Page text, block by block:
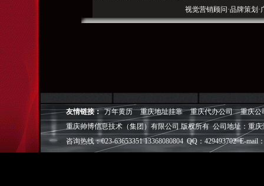
视觉营销顾问·品牌策划
我们取得长足的发展。并始终秉承“诚信为本”的经
户理解互联网对企业的独特价值，并充分把握中小型
成功,就等于
◎帅博——用灵魂来设计，我
友情链接： 万年黄历 重庆地址挂靠 重庆代办公司
重庆公
重庆帅博信息技术（集团）有限公司 版权所有 公司地址：重
咨询热线：023-63653351 13368080804 QQ：429493702 E-mail